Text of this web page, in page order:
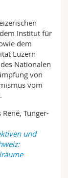
Institut für
dem
Luzern
Nationalen
von
vom
Tunger-
und